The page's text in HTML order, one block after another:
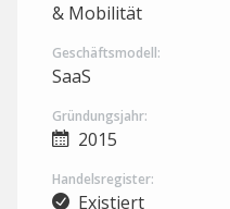
& Mobilität
Geschäftsmodell:
SaaS
Gründungsjahr:
2015
Handelsregister:
Existiert